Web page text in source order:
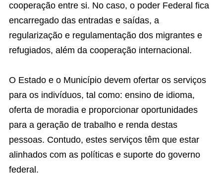
cooperação entre si. No caso, o poder Federal fica
encarregado das entradas e saídas, a
regularização e regulamentação dos migrantes e
refugiados, além da cooperação internacional.
O Estado e o Município devem ofertar os serviços
para os indivíduos, tal como: ensino de idioma,
oferta de moradia e proporcionar oportunidades
para a geração de trabalho e renda destas
pessoas. Contudo, estes serviços têm que estar
alinhados com as políticas e suporte do governo
federal.